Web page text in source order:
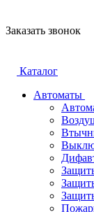
Заказать звонок
Каталог
Автоматы